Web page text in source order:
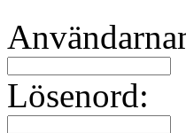
Lösenord: